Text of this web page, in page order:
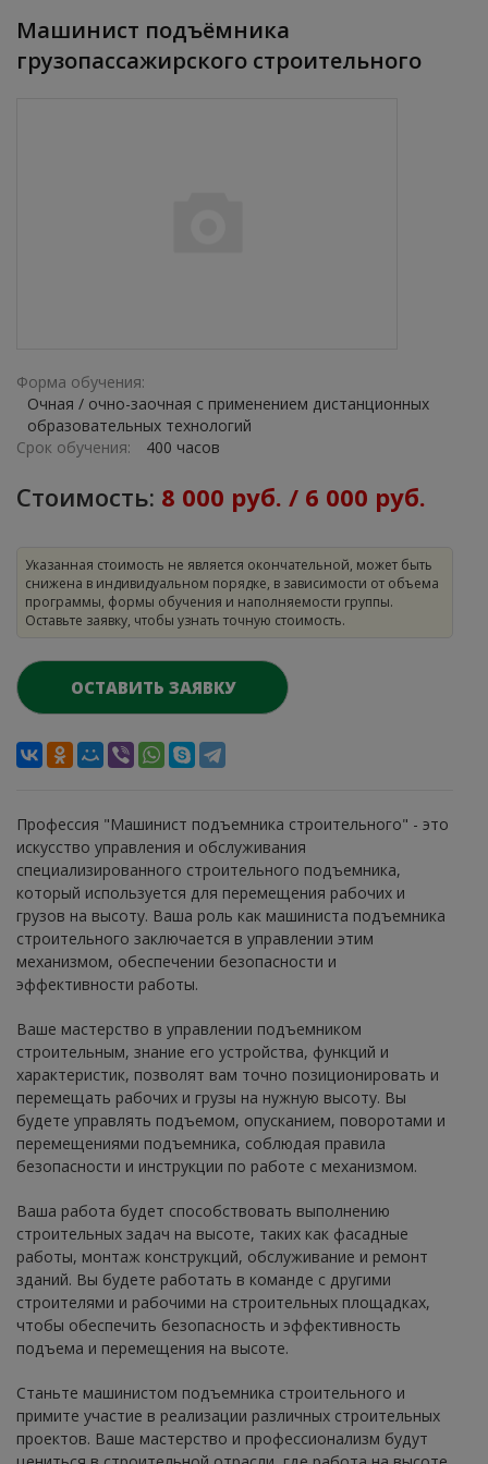
Машинист подъёмника
грузопассажирского строительного
Форма обучения:
Очная / очно-заочная с применением дистанционных
образовательных технологий
Срок обучения:
400 часов
Стоимость: 8 000 руб. / 6 000 руб.
Указанная стоимость не является окончательной, может быть
снижена в индивидуальном порядке, в зависимости от объема
программы, формы обучения и наполняемости группы.
Оставьте заявку, чтобы узнать точную стоимость.
ОСТАВИТЬ ЗАЯВКУ
Профессия "Машинист подъемника строительного" - это
искусство управления и обслуживания
специализированного строительного подъемника,
который используется для перемещения рабочих и
грузов на высоту. Ваша роль как машиниста подъемника
строительного заключается в управлении этим
механизмом, обеспечении безопасности и
эффективности работы.
Ваше мастерство в управлении подъемником
строительным, знание его устройства, функций и
характеристик, позволят вам точно позиционировать и
перемещать рабочих и грузы на нужную высоту. Вы
будете управлять подъемом, опусканием, поворотами и
перемещениями подъемника, соблюдая правила
безопасности и инструкции по работе с механизмом.
Ваша работа будет способствовать выполнению
строительных задач на высоте, таких как фасадные
работы, монтаж конструкций, обслуживание и ремонт
зданий. Вы будете работать в команде с другими
строителями и рабочими на строительных площадках,
чтобы обеспечить безопасность и эффективность
подъема и перемещения на высоте.
Станьте машинистом подъемника строительного и
примите участие в реализации различных строительных
проектов. Ваше мастерство и профессионализм будут